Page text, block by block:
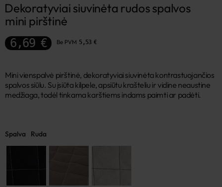
Dekoratyviai siuvinėta rudos spalvos
mini pirštinė
6,69 € Be PVM 5,53 €
Mini vienspalvė pirštinė, dekoratyviai siuvinėta kontrastuojančios
spalvos siūlu. Su įsiūta kilpele, apsiūtu krašteliu ir vidine neaustine
medžiaga, todėl tinkama karštiems indams paimti ar padėti.
Spalva Ruda